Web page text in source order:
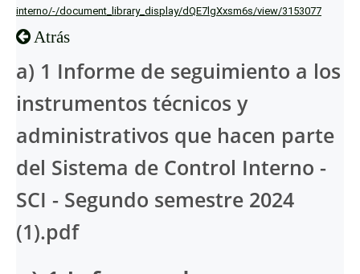
interno/-/document_library_display/dQE7lgXxsm6s/view/3153077
Atrás
a) 1 Informe de seguimiento a los
instrumentos técnicos y
administrativos que hacen parte
del Sistema de Control Interno -
SCI - Segundo semestre 2024
(1).pdf